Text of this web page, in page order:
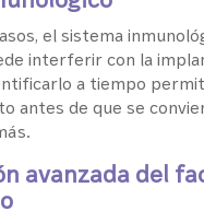
el sistema
interferir con la
a tiempo
antes de que se
avanzada del